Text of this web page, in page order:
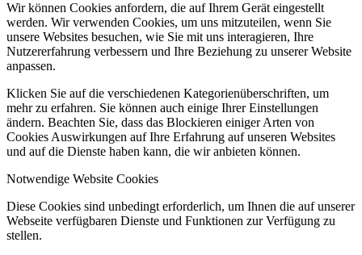
Wir können Cookies anfordern, die auf Ihrem Gerät eingestellt
werden. Wir verwenden Cookies, um uns mitzuteilen, wenn Sie
unsere Websites besuchen, wie Sie mit uns interagieren, Ihre
Nutzererfahrung verbessern und Ihre Beziehung zu unserer Website
anpassen.
Klicken Sie auf die verschiedenen Kategorienüberschriften, um
mehr zu erfahren. Sie können auch einige Ihrer Einstellungen
ändern. Beachten Sie, dass das Blockieren einiger Arten von
Cookies Auswirkungen auf Ihre Erfahrung auf unseren Websites
und auf die Dienste haben kann, die wir anbieten können.
Notwendige Website Cookies
Diese Cookies sind unbedingt erforderlich, um Ihnen die auf unserer
Webseite verfügbaren Dienste und Funktionen zur Verfügung zu
stellen.